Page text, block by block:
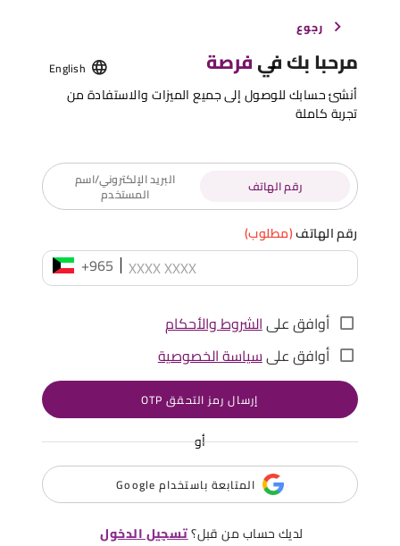
رجوع
مرحبا بك فيفرصة English
أنشئ حسابك للوصول إلى جميع الميزات والاستفادة من
تجربة كاملة
رقم الهاتف البريد الإلكتروني/اسم
المستخدم
رقم الهاتف(مطلوب)
+965
أوافق علىالشروط والأحكام
أوافق علىسياسة الخصوصية
إرسال رمز التحقق OTP
أو
المتابعة باستخدام Google
لديك حساب من قبل؟تسجيل الدخول